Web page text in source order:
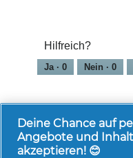
Hilfreich?
Ja · 0 Nein · 0
Deine Chance auf
Angebote und
akzeptieren! 😊